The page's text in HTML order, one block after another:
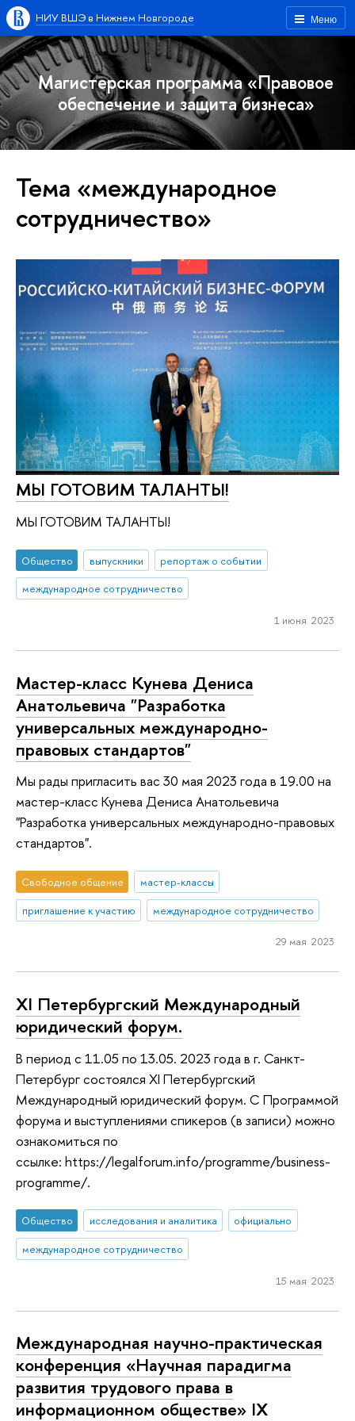
Меню
НИУ ВШЭ в Нижнем Новгороде
Магистерская программа «Правовое
обеспечение и защита бизнеса»
Тема «международное
сотрудничество»
МЫ ГОТОВИМ ТАЛАНТЫ!
МЫ ГОТОВИМ ТАЛАНТЫ!
Общество выпускники
репортаж о событии
международное сотрудничество
1 июня 2023
Мастер-класс Кунева Дениса
Анатольевича "Разработка
универсальных международно-
правовых стандартов"
Мы рады пригласить вас 30 мая 2023 года в 19.00 на
мастер-класс Кунева Дениса Анатольевича
"Разработка универсальных международно-правовых
стандартов".
Свободное общение
мастер-классы
приглашение к участию
международное сотрудничество
29 мая 2023
XI Петербургский Международный
юридический форум.
В период с 11.05 по 13.05. 2023 года в г. Санкт-
Петербург состоялся XI Петербургский
Международный юридический форум. С Программой
форума и выступлениями спикеров (в записи) можно
ознакомиться по
ссылке: https://legalforum.info/programme/business-
programme/.
Общество исследования и аналитика
официально
международное сотрудничество
15 мая 2023
Международная научно-практическая
конференция «Научная парадигма
развития трудового права в
информационном обществе» IX